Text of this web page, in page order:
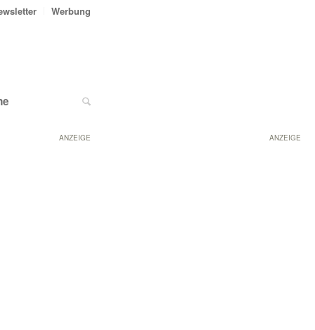
ANZEIGE
Werbung
ANZEIGE